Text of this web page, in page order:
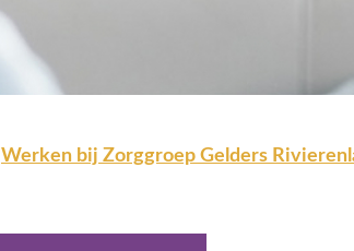
Werken bij Zorggroep Gelders